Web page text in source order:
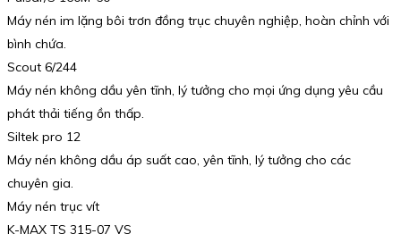
Máy nén im lặng bôi trơn đồng trục chuyên nghiệp, hoàn chỉnh với
bình chứa.
Scout 6/244
Máy nén không dầu yên tĩnh, lý tưởng cho mọi ứng dụng yêu cầu
phát thải tiếng ồn thấp.
Siltek pro 12
Máy nén không dầu áp suất cao, yên tĩnh, lý tưởng cho các
chuyên gia.
Máy nén trục vít
K-MAX TS 315-07 VS